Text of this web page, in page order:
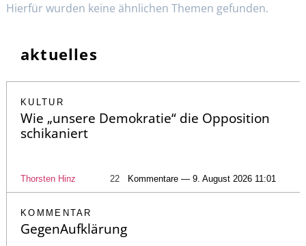
Hierfür wurden keine ähnlichen Themen gefunden.
aktuelles
KULTUR
Wie „unsere Demokratie“ die Opposition
schikaniert
Thorsten Hinz 22 Kommentare — 9. August 2026 11:01
KOMMENTAR
GegenAufklärung